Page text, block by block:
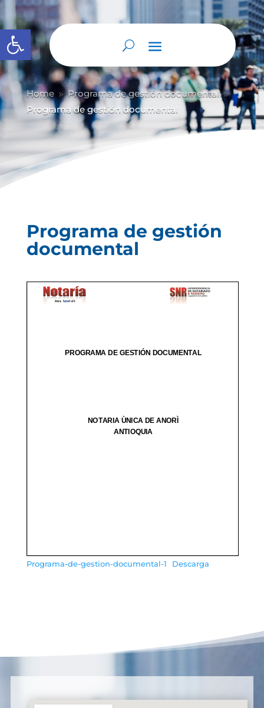
Abrir barra de herramientas
Home 9 Programa de gestión documental 9
Programa de gestión documental
Programa de gestión
documental
Programa-de-gestion-documental-1 Descarga